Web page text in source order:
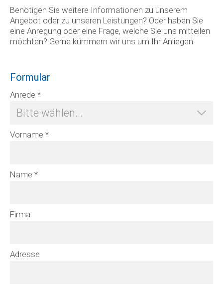
Benötigen Sie weitere Informationen zu unserem
Angebot oder zu unseren Leistungen? Oder haben Sie
eine Anregung oder eine Frage, welche Sie uns mitteilen
möchten? Gerne kümmern wir uns um Ihr Anliegen.
Formular
Anrede *
Vorname *
Name *
Firma
Adresse
Zusatz